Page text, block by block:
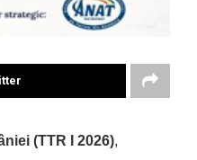
(TTR I 2026),